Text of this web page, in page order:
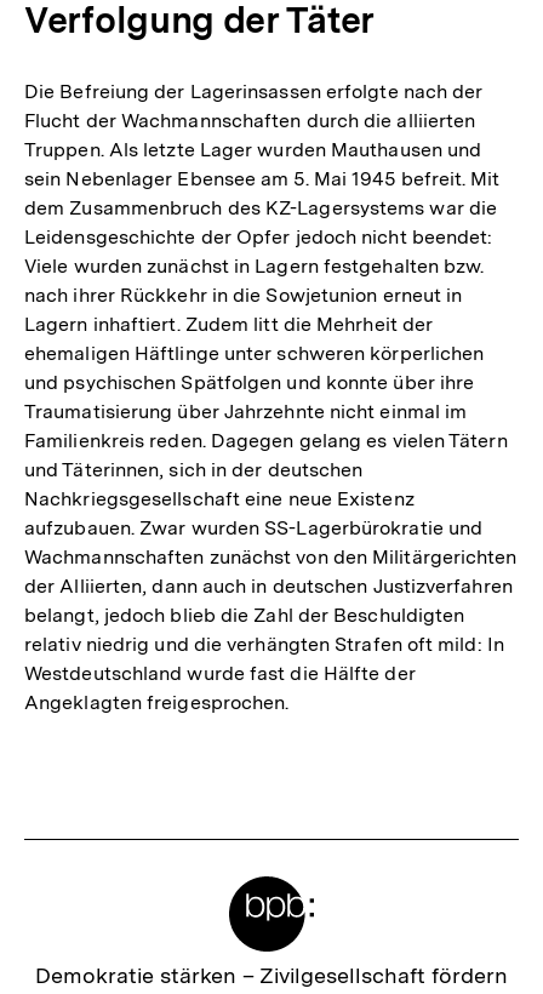
Verfolgung der Täter
Die Befreiung der Lagerinsassen erfolgte nach der
Flucht der Wachmannschaften durch die alliierten
Truppen. Als letzte Lager wurden Mauthausen und
sein Nebenlager Ebensee am 5. Mai 1945 befreit. Mit
dem Zusammenbruch des KZ-Lagersystems war die
Leidensgeschichte der Opfer jedoch nicht beendet:
Viele wurden zunächst in Lagern festgehalten bzw.
nach ihrer Rückkehr in die Sowjetunion erneut in
Lagern inhaftiert. Zudem litt die Mehrheit der
ehemaligen Häftlinge unter schweren körperlichen
und psychischen Spätfolgen und konnte über ihre
Traumatisierung über Jahrzehnte nicht einmal im
Familienkreis reden. Dagegen gelang es vielen Tätern
und Täterinnen, sich in der deutschen
Nachkriegsgesellschaft eine neue Existenz
aufzubauen. Zwar wurden SS-Lagerbürokratie und
Wachmannschaften zunächst von den Militärgerichten
der Alliierten, dann auch in deutschen Justizverfahren
belangt, jedoch blieb die Zahl der Beschuldigten
relativ niedrig und die verhängten Strafen oft mild: In
Westdeutschland wurde fast die Hälfte der
Angeklagten freigesprochen.
Zur
Demokratie stärken – Zivilgesellschaft fördern